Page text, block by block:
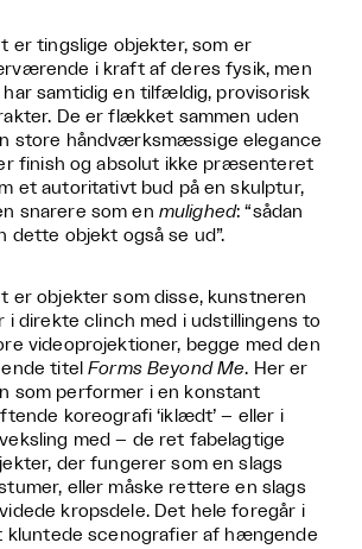
er tingslige objekter, som er
i kraft af deres fysik, men
har samtidig en tilfældig, provisorisk
De er flækket sammen uden
store håndværksmæssige elegance
finish og absolut ikke præsenteret
et autoritativt bud på en skulptur,
snarere som en mulighed: “sådan
dette objekt også se ud”.
er objekter som disse, kunstneren
i direkte clinch med i udstillingens to
videoprojektioner, begge med den
titelForms Beyond Me. Her er
som performer i en konstant
koreografi ‘iklædt’ – eller i
med – de ret fabelagtige
der fungerer som en slags
eller måske rettere en slags
kropsdele. Det hele foregår i
kluntede scenografier af hængende